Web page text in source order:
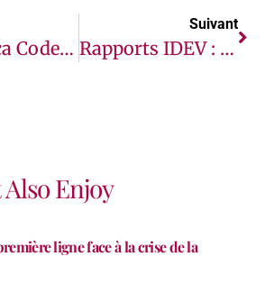
SAP Africa Code Week : Top Départ De L’édition Virtuelle Avec Un Concours Pour Les Jeunes Et Une Toute Nouvelle Application Mobile
Suivant
Rapports IDEV : Une Étude Souligne Le Pouvoir Mobilisateur De La Banque Africaine De Développement Dans La Promotion De L’égalité De Genre Et L’autonomisation Des Femmes
Enjoy
ligne face à la crise de la